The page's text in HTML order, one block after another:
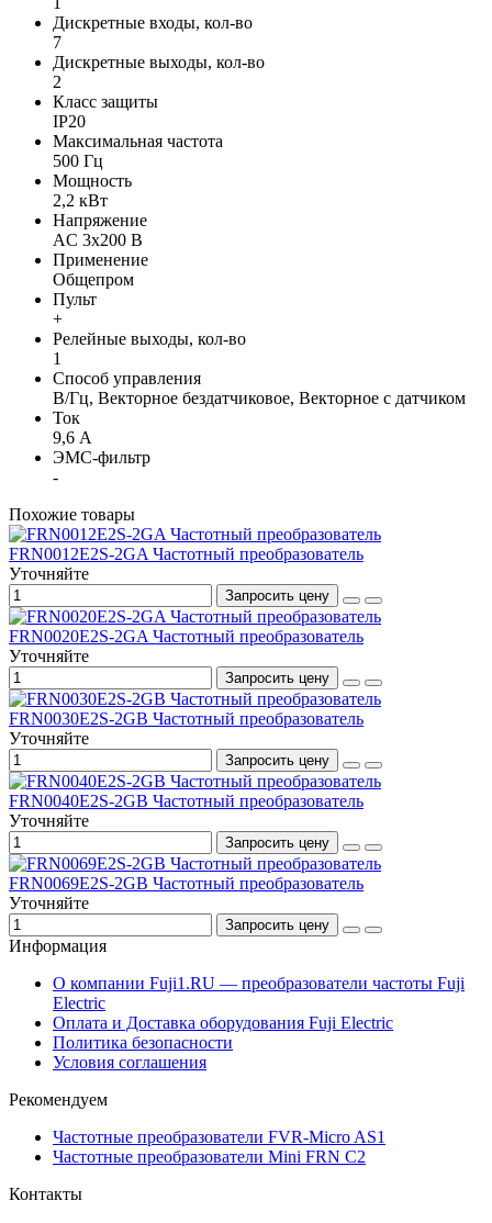
Дискретные входы, кол-во
7
Дискретные выходы, кол-во
2
Класс защиты
IP20
Максимальная частота
500 Гц
Мощность
2,2 кВт
Напряжение
AC 3х200 В
Применение
Общепром
Пульт
+
Релейные выходы, кол-во
1
Способ управления
В/Гц, Векторное бездатчиковое, Векторное с датчиком
Ток
9,6 А
ЭМС-фильтр
-
Похожие товары
FRN0012E2S-2GA Частотный преобразователь
Уточняйте
Запросить цену
FRN0020E2S-2GA Частотный преобразователь
Уточняйте
Запросить цену
FRN0030E2S-2GB Частотный преобразователь
Уточняйте
Запросить цену
FRN0040E2S-2GB Частотный преобразователь
Уточняйте
Запросить цену
FRN0069E2S-2GB Частотный преобразователь
Уточняйте
Запросить цену
Информация
О компании Fuji1.RU — преобразователи частоты Fuji
Electric
Оплата и Доставка оборудования Fuji Electric
Политика безопасности
Условия соглашения
Рекомендуем
Частотные преобразователи FVR-Micro AS1
Частотные преобразователи Mini FRN C2
Контакты